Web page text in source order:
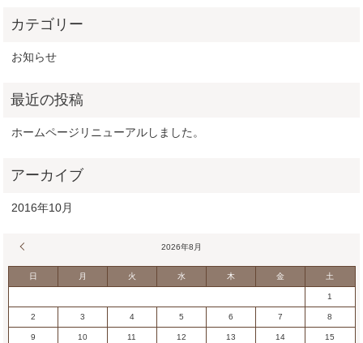
お知らせ
ホームページリニューアルしました。
2016年10月
2026年8月
日 月 火 水 木 金 土
1
2 3 4 5 6 7 8
9 10 11 12 13 14 15